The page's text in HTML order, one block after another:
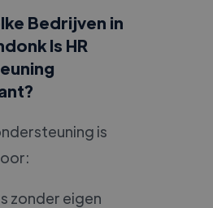
Bedrijven in
Is HR
is
zonder eigen